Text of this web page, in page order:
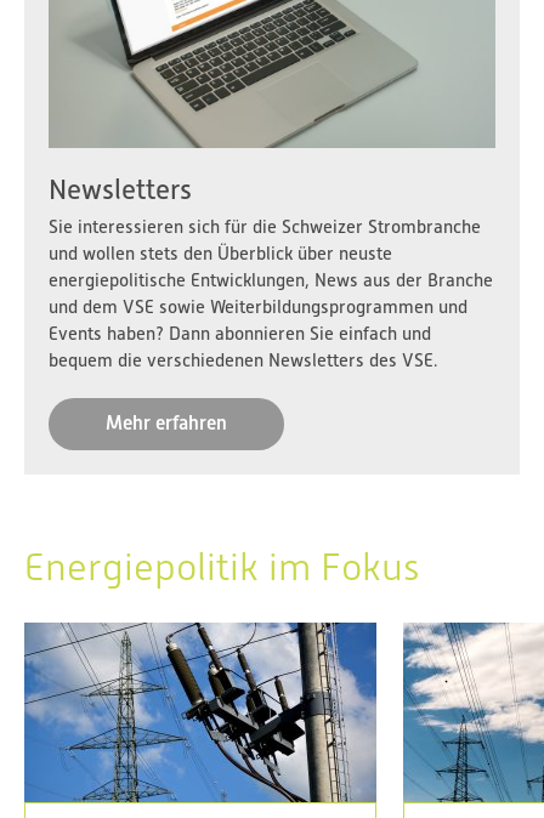
Newsletters
Sie interessieren sich für die Schweizer Strombranche
und wollen stets den Überblick über neuste
energiepolitische Entwicklungen, News aus der Branche
und dem VSE sowie Weiterbildungsprogrammen und
Events haben? Dann abonnieren Sie einfach und
bequem die verschiedenen Newsletters des VSE.
Mehr erfahren
Energiepolitik im Fokus